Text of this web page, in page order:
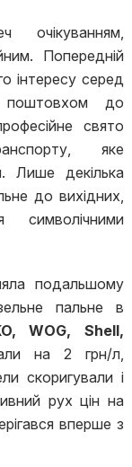
очікуванням,
Попередній
інтересу серед
поштовхом до
свято
яке
Лише декілька
до вихідних,
подальшому
пальне в
WOG, Shell,
на 2 грн/л,
скоригували і
рух цін на
вперше з